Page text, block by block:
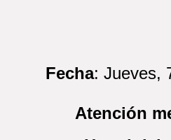
Fecha: Jueves,
Atención